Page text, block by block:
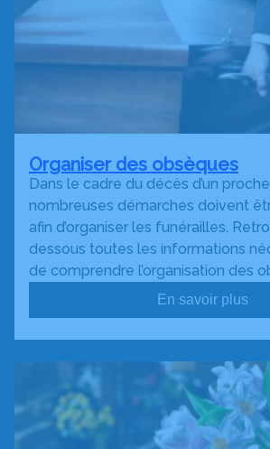
Organiser des obsèques
Dans le cadre du décès d’un
nombreuses démarches doivent
afin d’organiser les funérailles.
dessous toutes les informations
de comprendre l’organisation des
En savoir plus